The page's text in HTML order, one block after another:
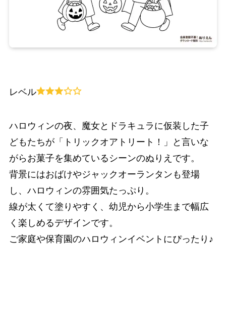
レベル
ハロウィンの夜、魔女とドラキュラに仮装した子
どもたちが「トリックオアトリート！」と言いな
がらお菓子を集めているシーンのぬりえです。
背景にはおばけやジャックオーランタンも登場
し、ハロウィンの雰囲気たっぷり。
線が太くて塗りやすく、幼児から小学生まで幅広
く楽しめるデザインです。
ご家庭や保育園のハロウィンイベントにぴったり♪